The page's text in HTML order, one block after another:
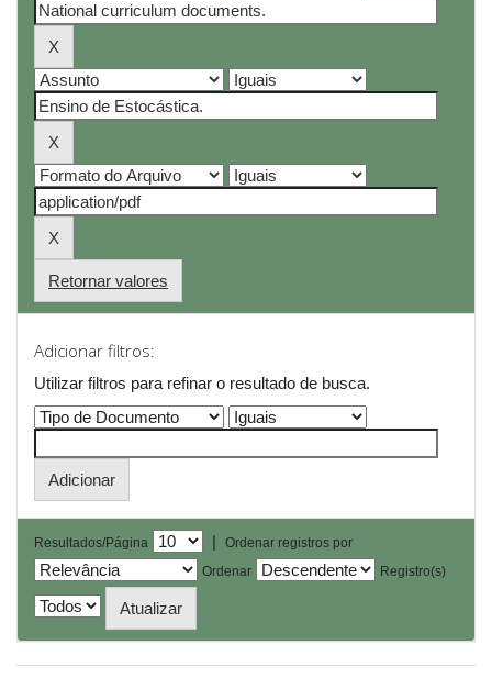
Retornar valores
Adicionar filtros:
Utilizar filtros para refinar o resultado de busca.
Resultados/Página |
Ordenar registros por
Ordenar
Registro(s)